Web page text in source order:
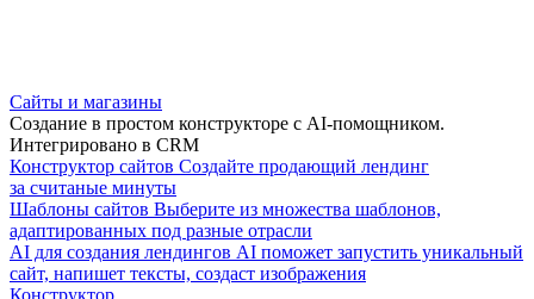
Сайты и магазины
Создание в простом конструкторе с AI-помощником.
Интегрировано в CRM
Конструктор сайтов Создайте продающий лендинг
за считаные минуты
Шаблоны сайтов Выберите из множества шаблонов,
адаптированных под разные отрасли
AI для создания лендингов AI поможет запустить уникальный
сайт, напишет тексты, создаст изображения